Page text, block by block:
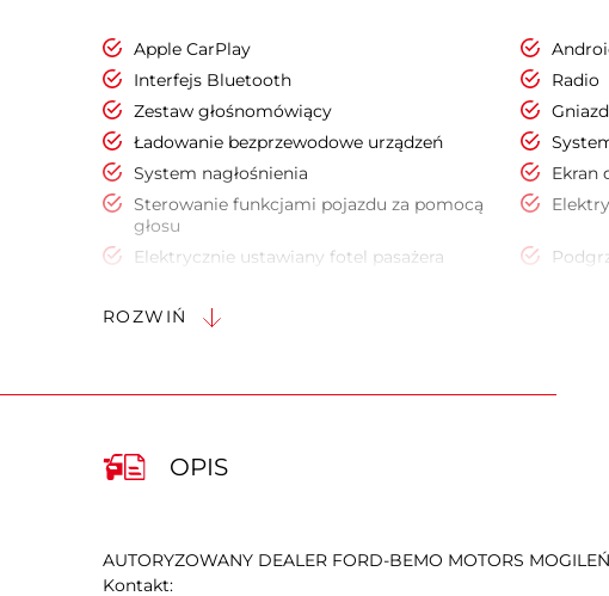
Apple CarPlay
Interfejs Bluetooth
Radio
Zestaw głośnomówiący
Ładowanie bezprzewodowe urządzeń
System nagłośnienia
Ekran
Sterowanie funkcjami pojazdu za pomocą
głosu
Elektrycznie ustawiany fotel pasażera
Podłokietniki - tył
Kierownica ogrzewana
Cyfrowy kluczyk
Elektryczne szyby przednie
ROZWIŃ
OPIS
AUTORYZOWANY DEALER FORD-BEMO MOTORS
Kontakt: